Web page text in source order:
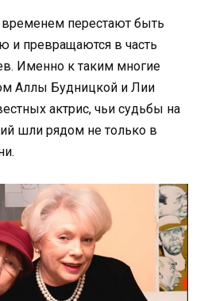
перестают быть
и превращаются в часть
Именно к таким многие
Аллы Будницкой и Лии
актрис, чьи судьбы на
шли рядом не только в